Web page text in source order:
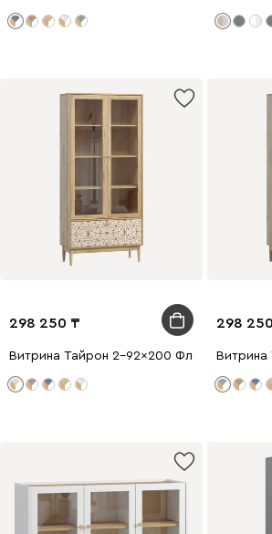
298 250
Витрина Тайрон 2-92x200 Флори ​
298 250